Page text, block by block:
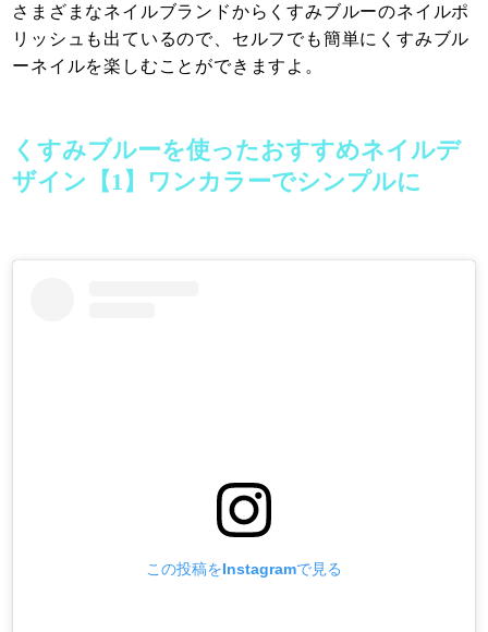
さまざまなネイルブランドからくすみブルーのネイルポ
リッシュも出ているので、セルフでも簡単にくすみブル
ーネイルを楽しむことができますよ。
くすみブルーを使ったおすすめネイルデ
ザイン【1】ワンカラーでシンプルに
この投稿をInstagramで見る